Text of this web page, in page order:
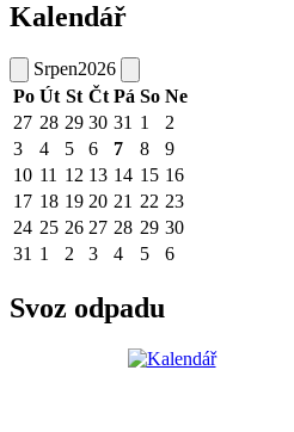
Kalendář
Srpen2026
Po Út St Čt Pá So Ne
27 28 29 30 31 1
2
3
4 5 6 7 8
9
10 11 12 13 14 15 16
17 18 19 20 21 22 23
24 25 26 27 28 29 30
31 1 2 3 4 5 6
Svoz odpadu